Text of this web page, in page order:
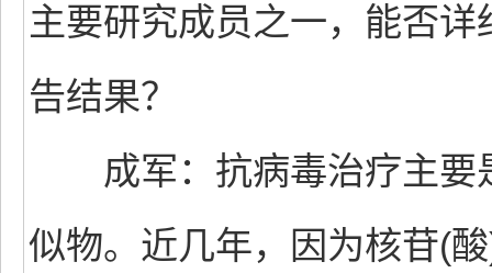
主要研究成员之一，能否
告结果？
成军：抗病毒治疗主要
似物。近几年，因为核苷(